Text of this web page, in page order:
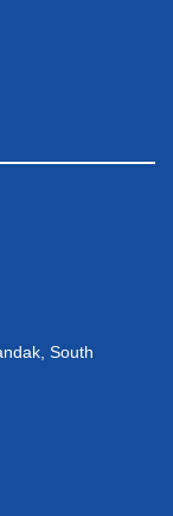
South